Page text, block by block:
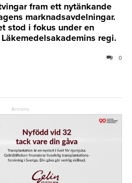
fram ett nytänkande
marknadsavdelningar.
stod i fokus under en
regi.
0
Annons